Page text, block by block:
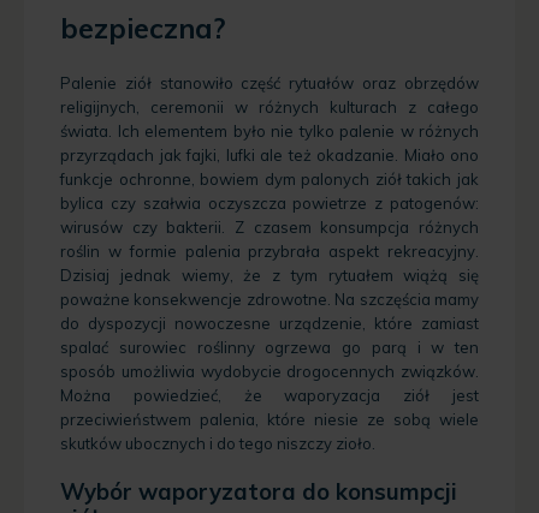
bezpieczna?
Palenie ziół stanowiło część rytuałów oraz obrzędów
religijnych, ceremonii w różnych kulturach z całego
świata. Ich elementem było nie tylko palenie w różnych
przyrządach jak fajki, lufki ale też okadzanie. Miało ono
funkcje ochronne, bowiem dym palonych ziół takich jak
bylica czy szałwia oczyszcza powietrze z patogenów:
wirusów czy bakterii. Z czasem konsumpcja różnych
roślin w formie palenia przybrała aspekt rekreacyjny.
Dzisiaj jednak wiemy, że z tym rytuałem wiążą się
poważne konsekwencje zdrowotne. Na szczęścia mamy
do dyspozycji nowoczesne urządzenie, które zamiast
spalać surowiec roślinny ogrzewa go parą i w ten
sposób umożliwia wydobycie drogocennych związków.
Można powiedzieć, że waporyzacja ziół jest
przeciwieństwem palenia, które niesie ze sobą wiele
skutków ubocznych i do tego niszczy zioło.
Wybór waporyzatora do konsumpcji